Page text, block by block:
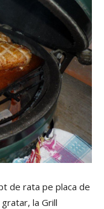
de rata pe placa de
la Grill